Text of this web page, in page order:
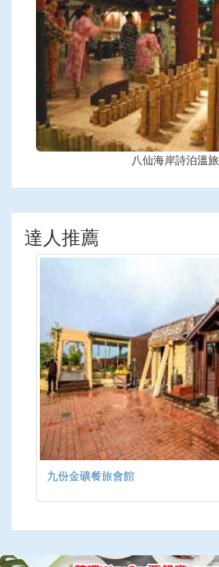
八仙海岸詩泊溫旅
達人推薦
九份金礦餐旅會館